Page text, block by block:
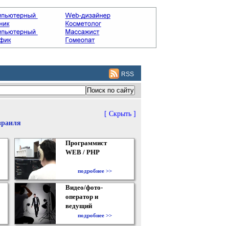
RSS
[ Скрыть ]
Программист
WEB / PHP
подробнее >>
Видео/фото-
оператор и
ведущий
подробнее >>